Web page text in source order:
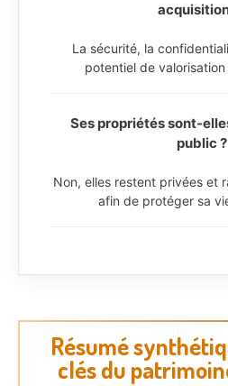
La sécurité, la
potentiel de
Ses propriétés sont-
public ?
Non, elles restent privées et
afin de protéger sa
Résumé
clés du